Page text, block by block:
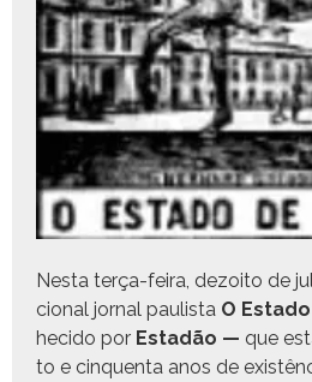
Nes­ta terça-feira, dezoito de
cional jor­nal paulista O
heci­do por Estadão — que
to e cinquen­ta anos de